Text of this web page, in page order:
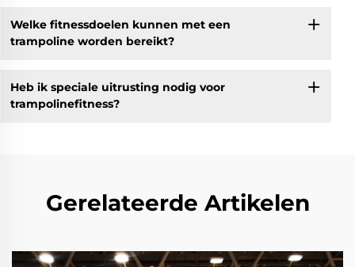
Welke fitnessdoelen kunnen met een
trampoline worden bereikt?
Heb ik speciale uitrusting nodig voor
trampolinefitness?
Gerelateerde Artikelen